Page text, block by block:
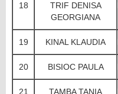
18
TRIF DENISA
GEORGIANA
19 KINAL KLAUDIA
20 BISIOC PAULA
21
TAMBA TANIA